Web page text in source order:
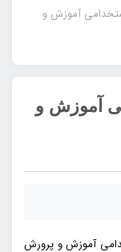
آموزش و
آموزش و
آموزش و پرورش